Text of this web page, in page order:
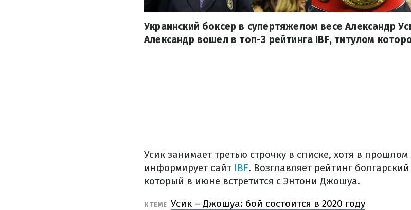
Украинский боксер в супертяжелом весе Александр
Александр вошел в топ-3 рейтинга IBF, титулом
Усик занимает третью строчку в списке, хотя в
информирует сайтIBF. Возглавляет рейтинг
который в июне встретится с Энтони Джошуа.
К ТЕМЕ Усик – Джошуа: бой состоится в 2020 году